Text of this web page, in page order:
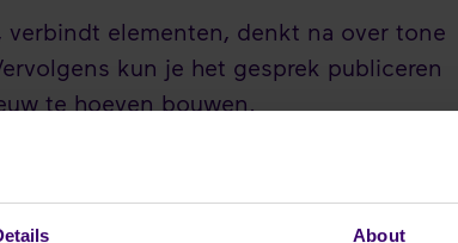
About
elementen, denkt na over tone
kun je het gesprek publiceren
te hoeven bouwen.
maar eerder een atelier voor slimme